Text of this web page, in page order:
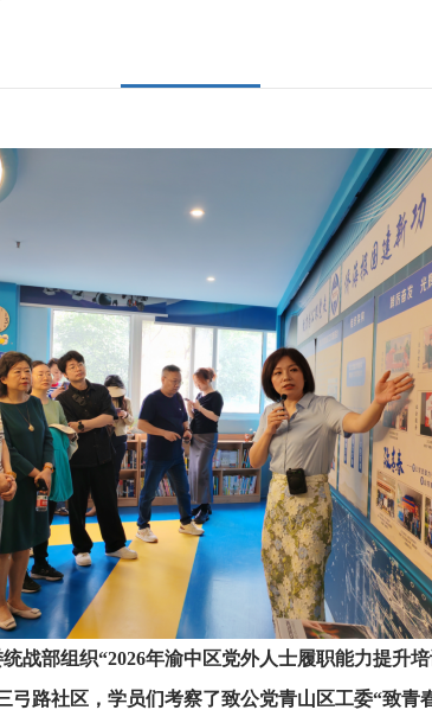
战部组织“2026年渝中区党外人士履职能力提升
弓路社区，学员们考察了致公党青山区工委“致青